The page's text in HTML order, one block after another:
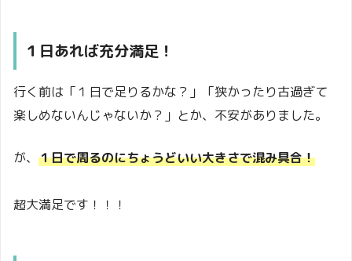
１日あれば充分満足！
行く前は「１日で足りるかな？」「狭かったり古過ぎて
楽しめないんじゃないか？」とか、不安がありました。
が、 １日で周るのにちょうどいい大きさで混み具合！
超大満足です！！！